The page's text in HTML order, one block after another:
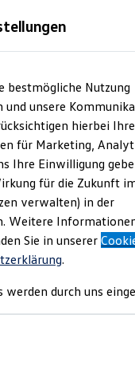
bestmögliche Nutzung
und unsere
hierbei Ihre
für Marketing,
Ihre Einwilligung
für die Zukunft
verwalten) in der
Weitere
Sie in unserer
.
werden durch uns